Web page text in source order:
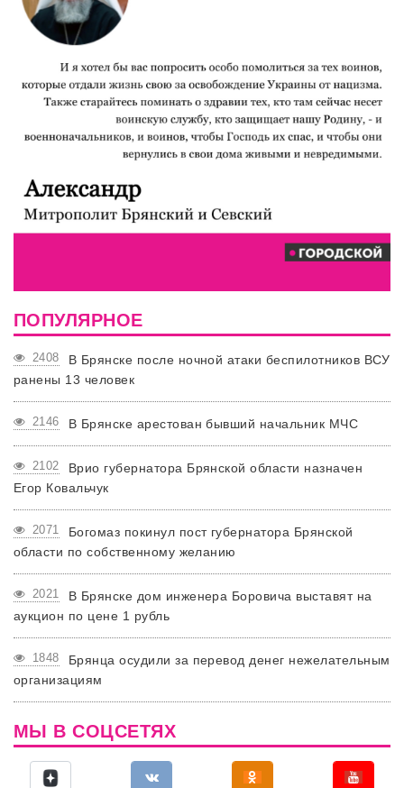
ПОПУЛЯРНОЕ
2408
В Брянске после ночной атаки беспилотников ВСУ
ранены 13 человек
2146 В Брянске арестован бывший начальник МЧС
2102
Врио губернатора Брянской области назначен
Егор Ковальчук
2071
Богомаз покинул пост губернатора Брянской
области по собственному желанию
2021
В Брянске дом инженера Боровича выставят на
аукцион по цене 1 рубль
1848
Брянца осудили за перевод денег нежелательным
организациям
МЫ В СОЦСЕТЯХ